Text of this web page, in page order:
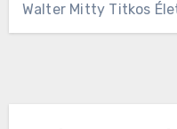
Walter Mitty Titkos